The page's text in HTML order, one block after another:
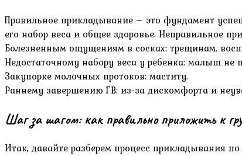
Правильное прикладывание – это фундамент
его набор веса и общее здоровье. Неправильное
Болезненным ощущениям в сосках: трещинам,
Недостаточному набору веса у ребенка: малыш не
Закупорке молочных протоков: маститу.
Раннему завершению ГВ: из-за дискомфорта и
Шаг за шагом: как правильно приложить к
Итак, давайте разберем процесс прикладывания